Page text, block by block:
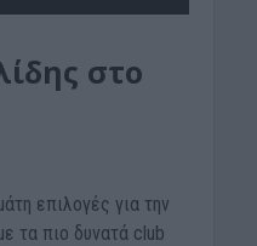
στο
επιλογές για την
τα πιο δυνατά club